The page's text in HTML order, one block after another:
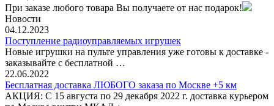
При заказе любого товара Вы получаете от нас подарок!
Новости
04.12.2023
Поступление радиоуправляемых игрушек
Новые игрушки на пульте управления уже готовы к доставке -
заказывайте с бесплатной …
22.06.2022
Бесплатная доставка ЛЮБОГО заказа по Москве +5 км
АКЦИЯ: С 15 августа по 29 декабря 2022 г. доставка курьером